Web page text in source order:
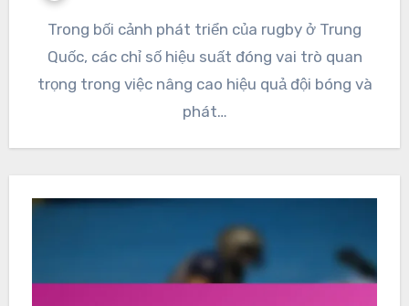
Trong bối cảnh phát triển của rugby ở Trung
Quốc, các chỉ số hiệu suất đóng vai trò quan
trọng trong việc nâng cao hiệu quả đội bóng và
phát…